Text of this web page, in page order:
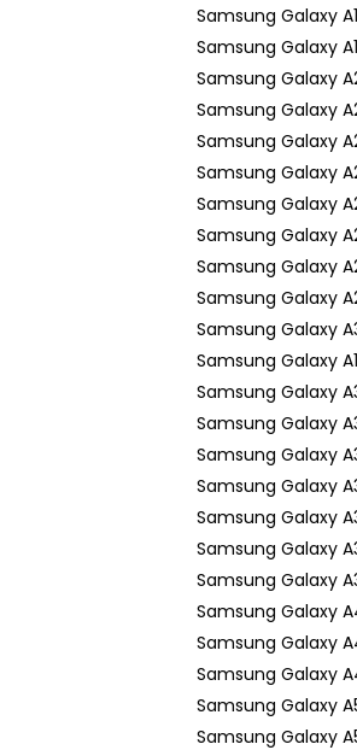
Samsung Galaxy
Samsung Galaxy
Samsung Galaxy
Samsung Galaxy
Samsung Galaxy
Samsung Galaxy
Samsung Galaxy
Samsung Galaxy
Samsung Galaxy
Samsung Galaxy
Samsung Galaxy
Samsung Galaxy
Samsung Galaxy
Samsung Galaxy
Samsung Galaxy
Samsung Galaxy
Samsung Galaxy
Samsung Galaxy
Samsung Galaxy
Samsung Galaxy
Samsung Galaxy
Samsung Galaxy
Samsung Galaxy
Samsung Galaxy